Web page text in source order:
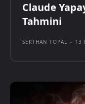
Claude
Tahmini
SERTHAN TOPAL - 13